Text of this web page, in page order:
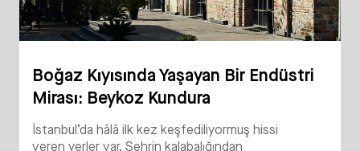
Boğaz Kıyısında Yaşayan Bir Endüstri
Mirası: Beykoz Kundura
İstanbul’da hâlâ ilk kez keşfediliyormuş hissi
veren yerler var. Şehrin kalabalığından